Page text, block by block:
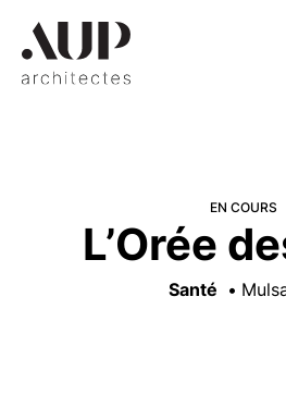
EN COURS
L’Orée
Santé